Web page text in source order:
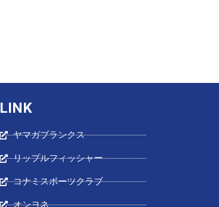
LINK
ヤマガブランクス
リップルフィッシャー
コナミスポーツクラブ
オンヨネ